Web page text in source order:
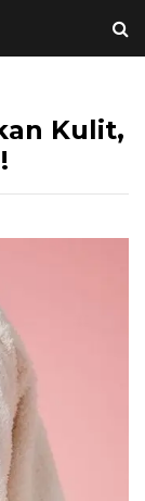
Kulit,